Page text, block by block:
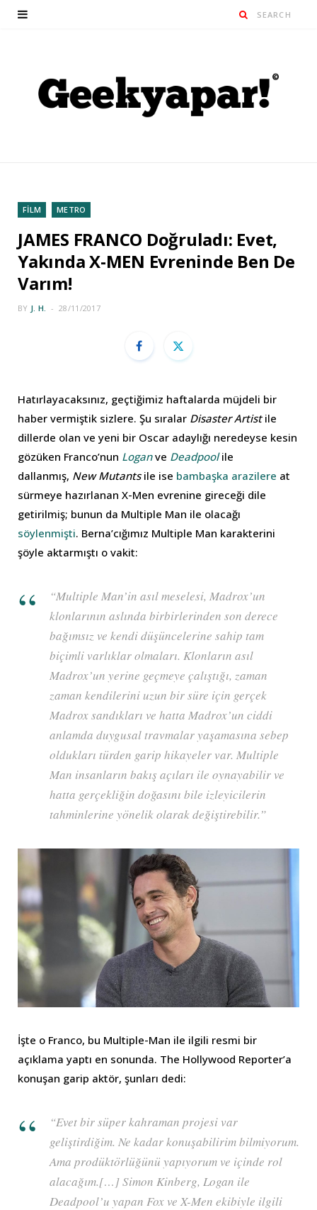
FİLM METRO
JAMES FRANCO Doğruladı: Evet,
Yakında X-MEN Evreninde Ben De
Varım!
BY J. H. 28/11/2017
Hatırlayacaksınız, geçtiğimiz haftalarda müjdeli bir
haber vermiştik sizlere. Şu sıralar Disaster Artistile
dillerde olan ve yeni bir Oscar adaylığı neredeyse kesin
gözüken Franco’nun Logan ve Deadpoolile
dallanmış, New Mutantsile ise bambaşka arazilere at
sürmeye hazırlanan X-Men evrenine gireceği dile
getirilmiş; bunun da Multiple Man ile olacağı
söylenmişti. Berna’cığımız Multiple Man karakterini
şöyle aktarmıştı o vakit:
“Multiple Man’in asıl meselesi, Madrox’un
klonlarının aslında birbirlerinden son derece
bağımsız ve kendi düşüncelerine sahip tam
biçimli varlıklar olmaları. Klonların asıl
Madrox’un yerine geçmeye çalıştığı, zaman
zaman kendilerini uzun bir süre için gerçek
Madrox sandıkları ve hatta Madrox’un ciddi
anlamda duygusal travmalar yaşamasına sebep
oldukları türden garip hikayeler var. Multiple
Man insanların bakış açıları ile oynayabilir ve
hatta gerçekliğin doğasını bile izleyicilerin
tahminlerine yönelik olarak değiştirebilir.”
İşte o Franco, bu Multiple-Man ile ilgili resmi bir
açıklama yaptı en sonunda. The Hollywood Reporter’a
konuşan garip aktör, şunları dedi:
“Evet bir süper kahraman projesi var
geliştirdiğim. Ne kadar konuşabilirim bilmiyorum.
Ama prodüktörlüğünü yapıyorum ve içinde rol
alacağım.[…] Simon Kinberg, Logan ile
Deadpool’u yapan Fox ve X-Men ekibiyle ilgili